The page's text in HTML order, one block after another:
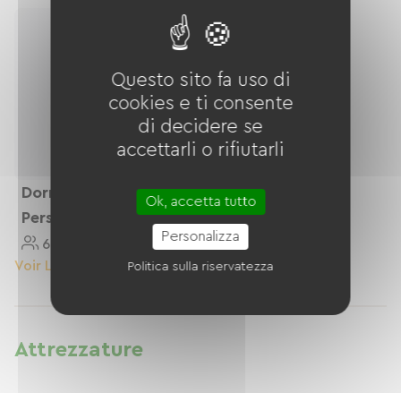
Dormitorio Da 6
Persone
6 Personnes
30 M²
Voir Le Logement
Attrezzature
Questo sito fa uso di
cookies e ti consente
di decidere se
accettarli o rifiutarli
Ok, accetta tutto
Personalizza
Politica sulla riservatezza